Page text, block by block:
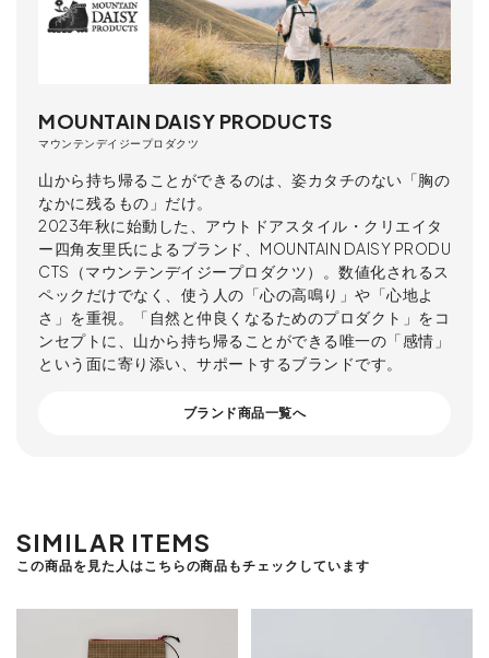
MOUNTAIN DAISY PRODUCTS
マウンテンデイジープロダクツ
山から持ち帰ることができるのは、姿カタチのない「胸の
なかに残るもの」だけ。
2023年秋に始動した、アウトドアスタイル・クリエイタ
ー四角友里氏によるブランド、MOUNTAIN DAISY PRODU
CTS（マウンテンデイジープロダクツ）。数値化されるス
ペックだけでなく、使う人の「心の高鳴り」や「心地よ
さ」を重視。「自然と仲良くなるためのプロダクト」をコ
ンセプトに、山から持ち帰ることができる唯一の「感情」
という面に寄り添い、サポートするブランドです。
ブランド商品一覧へ
SIMILAR ITEMS
この商品を見た人はこちらの商品もチェックしています